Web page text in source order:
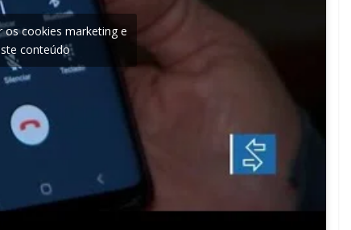
os cookies marketing e
conteúdo